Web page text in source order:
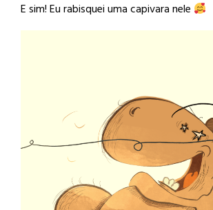
E sim! Eu rabisquei uma capivara nele